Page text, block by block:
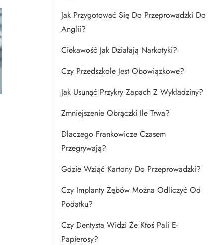
Jak Przygotować Się Do Przeprowadzki Do
Anglii?
Ciekawość Jak Działają Narkotyki?
Czy Przedszkole Jest Obowiązkowe?
Jak Usunąć Przykry Zapach Z Wykładziny?
Zmniejszenie Obrączki Ile Trwa?
Dlaczego Frankowicze Czasem
Przegrywają?
Gdzie Wziąć Kartony Do Przeprowadzki?
Czy Implanty Zębów Można Odliczyć Od
Podatku?
Czy Dentysta Widzi Że Ktoś Pali E-
Papierosy?